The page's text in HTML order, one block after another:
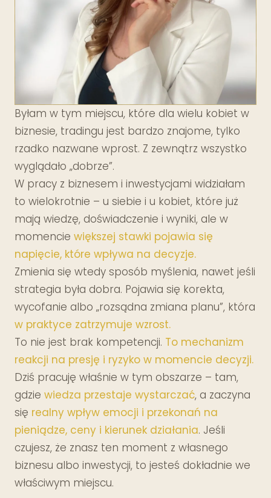
Byłam w tym miejscu, które dla wielu kobiet w
biznesie, tradingu jest bardzo znajome, tylko
rzadko nazwane wprost. Z zewnątrz wszystko
wyglądało „dobrze”.
W pracy z biznesem i inwestycjami widziałam
to wielokrotnie – u siebie i u kobiet, które już
mają wiedzę, doświadczenie i wyniki, ale w
momencie większej stawki pojawia się
napięcie, które wpływa na decyzje.
Zmienia się wtedy sposób myślenia, nawet jeśli
strategia była dobra. Pojawia się korekta,
wycofanie albo „rozsądna zmiana planu”, która
w praktyce zatrzymuje wzrost.
To nie jest brak kompetencji. To mechanizm
reakcji na presję i ryzyko w momencie decyzji.
Dziś pracuję właśnie w tym obszarze – tam,
gdzie wiedza przestaje wystarczać, a zaczyna
się realny wpływ emocji i przekonań na
pieniądze, ceny i kierunek działania. Jeśli
czujesz, że znasz ten moment z własnego
biznesu albo inwestycji, to jesteś dokładnie we
właściwym miejscu.